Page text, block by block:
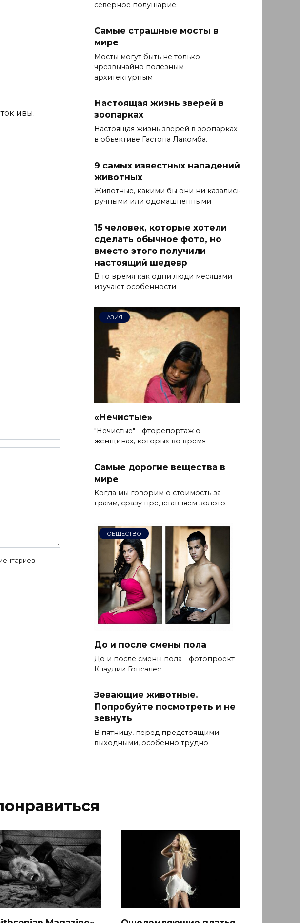
ивы.
северное полушарие.
Самые страшные мосты в
мире
Мосты могут быть не только
чрезвычайно полезным
архитектурным
Настоящая жизнь зверей в
зоопарках
Настоящая жизнь зверей в зоопарках
в объективе Гастона Лакомба.
9 самых известных нападений
животных
Животные, какими бы они ни казались
ручными или одомашненными
15 человек, которые хотели
сделать обычное фото, но
вместо этого получили
настоящий шедевр
В то время как одни люди месяцами
изучают особенности
АЗИЯ
«Нечистые»
"Нечистые" - фторепортаж о
женщинах, которых во время
Самые дорогие вещества в
мире
Когда мы говорим о стоимость за
грамм, сразу представляем золото.
ОБЩЕСТВО
До и после смены пола
До и после смены пола - фотопроект
Клаудии Гонсалес.
Зевающие животные.
Попробуйте посмотреть и не
зевнуть
В пятницу, перед предстоящими
выходными, особенно трудно